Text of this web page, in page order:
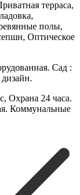
терраса,
полы,
‌Оптическое
Сад :
Охрана ‌24 часа.
Коммунальные